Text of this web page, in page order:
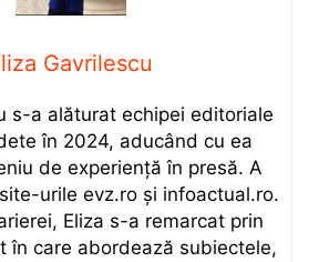
Gavrilescu
s-a alăturat echipei editoriale
în 2024, aducând cu ea
de experiență în presă. A
urile evz.ro și infoactual.ro.
Eliza s-a remarcat prin
în care abordează subiectele,